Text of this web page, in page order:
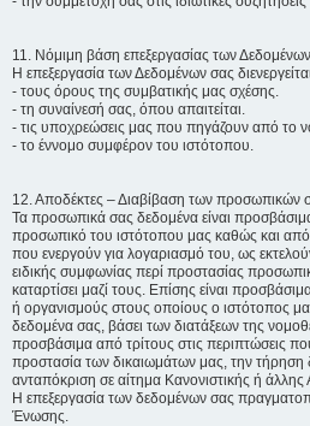
11. Νόμιμη βάση επεξεργασίας των
Η επεξεργασία των Δεδομένων σας
- τους όρους της συμβατικής μας σχέσης.
- τη συναίνεσή σας, όπου απαιτείται.
- τις υποχρεώσεις μας που πηγάζουν από το
- το έννομο συμφέρον του ιστότοπου.
12. Αποδέκτες – Διαβίβαση των προσωπικών
Τα προσωπικά σας δεδομένα είναι
προσωπικό του ιστότοπου μας καθώς και
που ενεργούν για λογαριασμό του, ως
ειδικής συμφωνίας περί προστασίας
καταρτίσει μαζί τους. Επίσης είναι
ή οργανισμούς στους οποίους ο ιστότοπος
δεδομένα σας, βάσει των διατάξεων της
προσβάσιμα από τρίτους στις περιπτώσεις
προστασία των δικαιωμάτων μας, την τήρηση
ανταπόκριση σε αίτημα Κανονιστικής ή άλλης
Η επεξεργασία των δεδομένων σας
Ένωσης.